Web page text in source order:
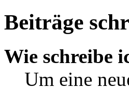
Beiträge
Wie schreibe
Um eine